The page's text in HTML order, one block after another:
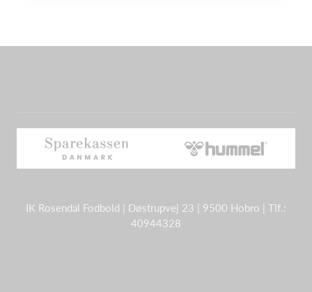
IK Rosendal Fodbold | Døstrupvej 23 | 9500 Hobro | Tlf.:
40944328